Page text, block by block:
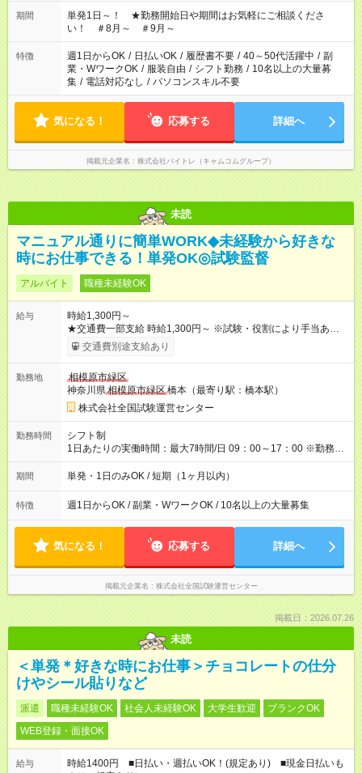
期間
単発1日～！ ★勤務開始日や期間はお気軽にご相談くださ
い！ ＃8月～ ＃9月～
特徴 週1日からOK / 日払いOK / 履歴書不要 / 40～50代活躍中 / 副
業・WワークOK / 服装自由 / シフト勤務 / 10名以上の大量募
集 / 電話対応なし / パソコンスキル不要
気になる！ 応募する 詳細へ
掲載元企業名 株式会社バイトレ（キャムコムグループ）
未読
マニュアル通りに簡単WORK◆未経験から好きな
時にお仕事できる！単発OK◎試験監督
アルバイト 職種未経験OK
給与
時給1,300円～
★交通費一部支給 時給1,300円～ ※試験・役割により手当あり ※
勤務回数により昇給あり 【即給（前払い）オプションあり！】
希望される場合、勤務から1週間ほどで給与の一部を受け取れま
河合塾模擬試験 8:30～17:30（休憩1時間） 時給1,300円×8時間
＝日収10,400円＋交通費 ※当日の役割により時給＋100円の場
合あり ・国家試験 7:00～13:30（休憩なし） 時給1,300円（役
割手当＋100円）×6時間＝日収8,400円＋交通費 【試用期間】試
用期間なし
交通費別途支給あり
勤務地
相模原市緑区
神奈川県相模原市緑区橋本（最寄り駅：橋本駅）
株式会社全国試験運営センター
勤務時間
シフト制
1日あたりの実働時間：最大7時間/日 09：00～17：00 ※勤務時
間は 試験により異なります。
期間 単発・1日のみOK / 短期（1ヶ月以内）
特徴 週1日からOK / 副業・WワークOK / 10名以上の大量募集
気になる！ 応募する 詳細へ
掲載元企業名 株式会社全国試験運営センター
掲載日：2026.07.26
未読
＜単発＊好きな時にお仕事＞チョコレートの仕分
けやシール貼りなど
派遣 職種未経験OK 社会人未経験OK 大学生歓迎
ブランクOK
WEB登録・面接OK
給与
時給1400円 ■日払い・週払いOK！(規定あり) ■現金日払いも